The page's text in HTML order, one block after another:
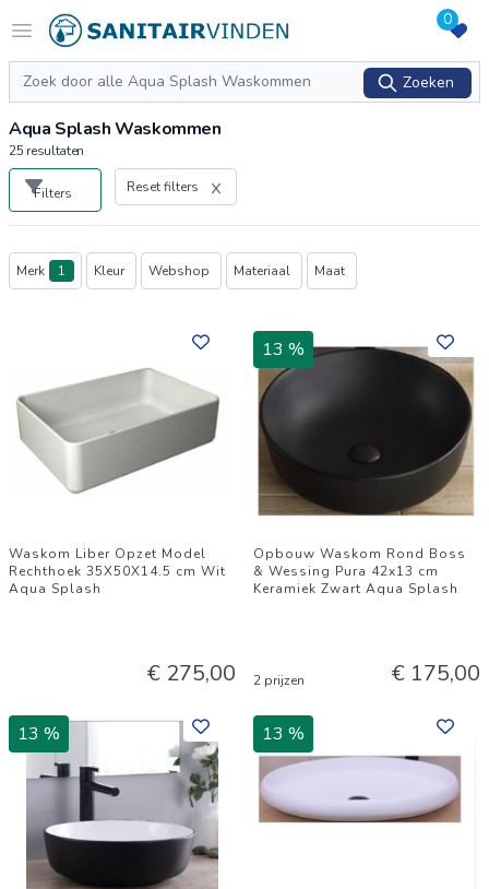
Open menu
Logo sanitairvinden.nl 0
Zoeken
Zoeken
Aqua Splash Waskommen
25 resultaten
Filters Reset filters
Producten
Merk 1 Kleur Webshop Materiaal Maat
Waskom Liber Opzet Model
Rechthoek 35X50X14.5 cm Wit
Aqua Splash
€ 275,00
13 %
Opbouw Waskom Rond Boss
& Wessing Pura 42x13 cm
Keramiek Zwart Aqua Splash
2 prijzen € 175,00
13 % 13 %